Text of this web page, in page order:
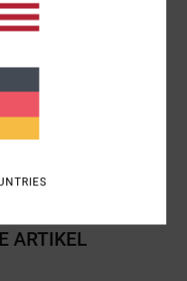
vorne
100 % recyceltes
ARTIKEL